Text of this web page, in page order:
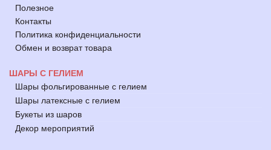
Полезное
Контакты
Политика конфиденциальности
Обмен и возврат товара
ШАРЫ С ГЕЛИЕМ
Шары фольгированные с гелием
Шары латексные с гелием
Букеты из шаров
Декор мероприятий